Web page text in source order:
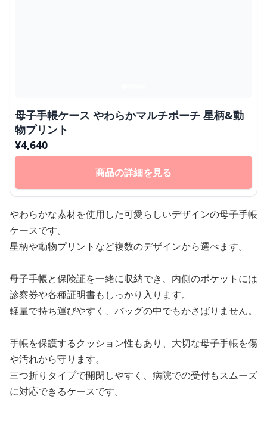
母子手帳ケース やわらかマルチポーチ 星柄&動
物プリント
¥4,640
商品の詳細を見る
やわらかな素材を使用した可愛らしいデザインの母子手帳
ケースです。
星柄や動物プリントなど複数のデザインから選べます。
母子手帳と保険証を一緒に収納でき、内側のポケットには
診察券や各種証明書もしっかり入ります。
軽量で持ち運びやすく、バッグの中でもかさばりません。
手帳を保護するクッション性もあり、大切な母子手帳を傷
や汚れから守ります。
三つ折りタイプで開閉しやすく、病院での受付もスムーズ
に対応できるケースです。